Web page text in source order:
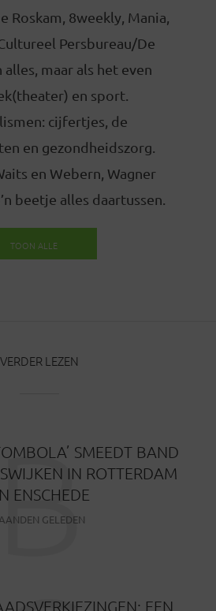
Roskam, 8weekly, Mania,
Persbureau/De
maar als het even
en sport.
cijfertjes, de
en gezondheidszorg.
en Webern, Wagner
beetje alles daartussen.
TOON ALLE
VERDER LEZEN
SMEEDT BAND
IN ROTTERDAM
ENSCHEDE
GELEDEN
EEN